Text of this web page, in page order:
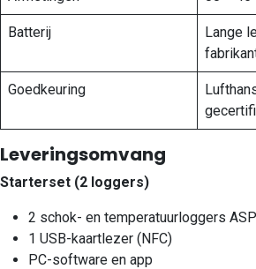
Batterij
Lange
Goedkeuring
Leveringsomvang
Starterset (2 loggers)
2 schok- en temperatuurloggers
1 USB-kaartlezer (NFC)
PC-software en app